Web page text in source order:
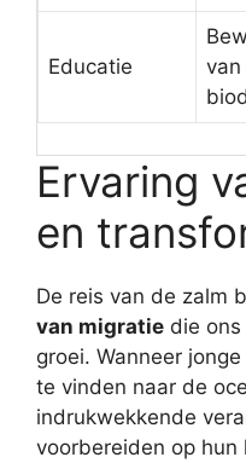
Educatie
van
Ervaring
en
De reis van de zalm
van migratie die
groei. Wanneer
te vinden naar de
indrukwekkende
voorbereiden op hun